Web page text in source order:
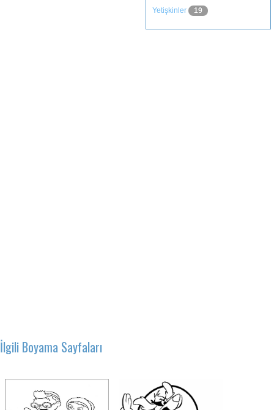
Yetişkinler 19
İlgili Boyama Sayfaları